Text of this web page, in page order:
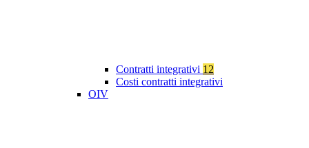
Contratti integrativi 12
Costi contratti integrativi
OIV